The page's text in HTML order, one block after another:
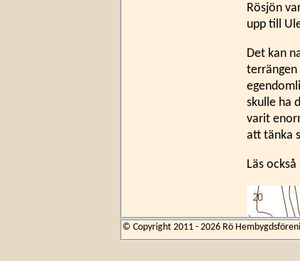
Rösjön
upp till
Det kan
terrängen
skulle ha
varit
att tänka
Läs
© Copyright 2011 - 2026 Rö